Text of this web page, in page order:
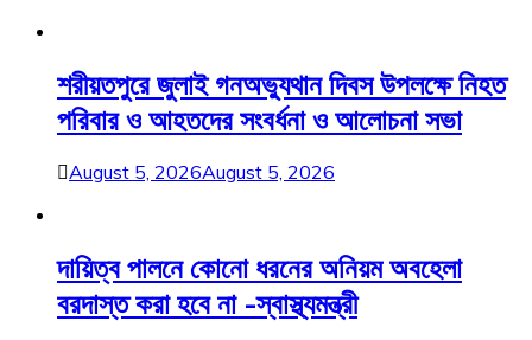
শরীয়তপুরে জুলাই গনঅভ্যুথান দিবস উপলক্ষে নিহত
পরিবার ও আহতদের সংবর্ধনা ও আলোচনা সভা
August 5, 2026August 5, 2026
দায়িত্ব পালনে কোনো ধরনের অনিয়ম অবহেলা
বরদাস্ত করা হবে না -স্বাস্থ্যমন্ত্রী